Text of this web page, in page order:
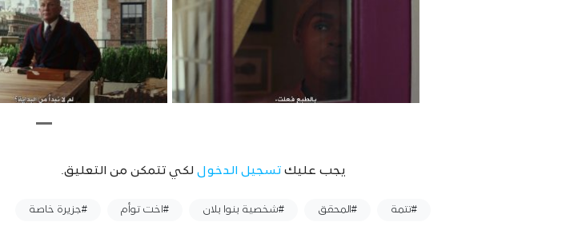
يجب عليك تسجيل الدخول لكي تتمكن من التعليق.
#تتمة #المحقق #شخصية بنوا بلان #اخت توأم #جزيرة خاصة